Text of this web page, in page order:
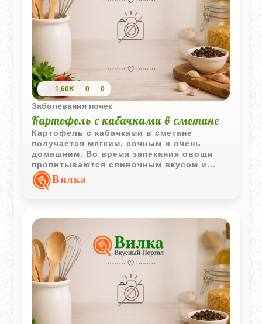
1,60K 0 0
Заболевания почек
Картофель с кабачками в сметане
Картофель с кабачками в сметане
получается мягким, сочным и очень
домашним. Во время запекания овощи
пропитываются сливочным вкусом и
становятся особенно ароматными.
Вилка